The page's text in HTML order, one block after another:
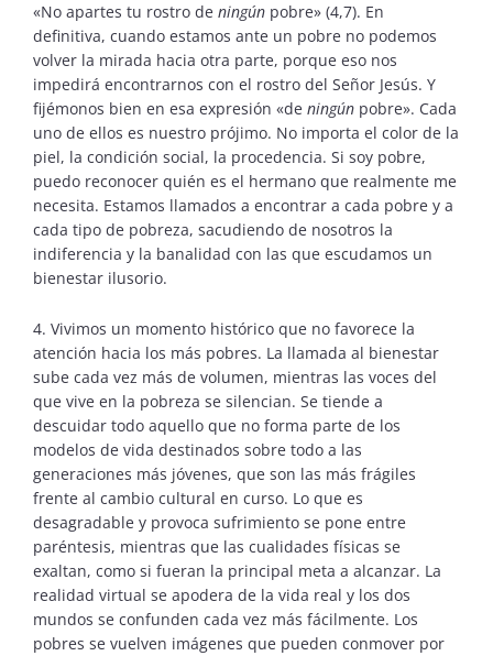
«No apartes tu rostro de ningún pobre» (4,7). En
definitiva, cuando estamos ante un pobre no podemos
volver la mirada hacia otra parte, porque eso nos
impedirá encontrarnos con el rostro del Señor Jesús. Y
fijémonos bien en esa expresión «de ningún pobre». Cada
uno de ellos es nuestro prójimo. No importa el color de la
piel, la condición social, la procedencia. Si soy pobre,
puedo reconocer quién es el hermano que realmente me
necesita. Estamos llamados a encontrar a cada pobre y a
cada tipo de pobreza, sacudiendo de nosotros la
indiferencia y la banalidad con las que escudamos un
bienestar ilusorio.
4. Vivimos un momento histórico que no favorece la
atención hacia los más pobres. La llamada al bienestar
sube cada vez más de volumen, mientras las voces del
que vive en la pobreza se silencian. Se tiende a
descuidar todo aquello que no forma parte de los
modelos de vida destinados sobre todo a las
generaciones más jóvenes, que son las más frágiles
frente al cambio cultural en curso. Lo que es
desagradable y provoca sufrimiento se pone entre
paréntesis, mientras que las cualidades físicas se
exaltan, como si fueran la principal meta a alcanzar. La
realidad virtual se apodera de la vida real y los dos
mundos se confunden cada vez más fácilmente. Los
pobres se vuelven imágenes que pueden conmover por